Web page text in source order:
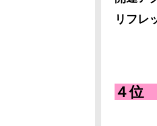
リフレ
４位